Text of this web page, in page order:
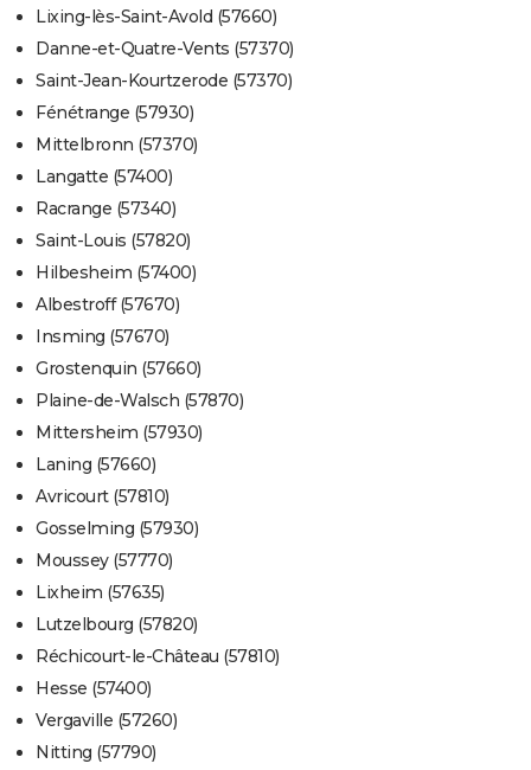
Lixing-lès-Saint-Avold (57660)
Danne-et-Quatre-Vents (57370)
Saint-Jean-Kourtzerode (57370)
Fénétrange (57930)
Mittelbronn (57370)
Langatte (57400)
Racrange (57340)
Saint-Louis (57820)
Hilbesheim (57400)
Albestroff (57670)
Insming (57670)
Grostenquin (57660)
Plaine-de-Walsch (57870)
Mittersheim (57930)
Laning (57660)
Avricourt (57810)
Gosselming (57930)
Moussey (57770)
Lixheim (57635)
Lutzelbourg (57820)
Réchicourt-le-Château (57810)
Hesse (57400)
Vergaville (57260)
Nitting (57790)